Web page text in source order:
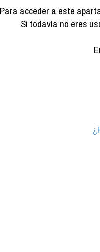
Para acceder a este
Si todavía no eres